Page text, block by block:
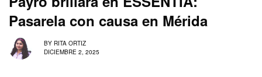
Pasarela con causa en Mérida
BY RITA ORTIZ
DICIEMBRE 2, 2025